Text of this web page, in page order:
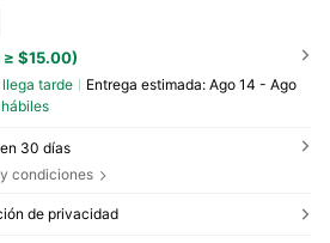
$15.00)
tarde Entrega estimada: Ago 14 - Ago
30 días
condiciones
de privacidad